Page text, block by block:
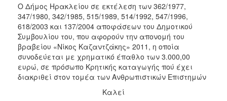
2017
2016
2015
2013
2012
2011
Ο Δήμος Ηρακλείου σε εκτέλεση των 362/1977,
347/1980, 342/1985, 515/1989, 514/1992, 547/1996,
618/2003 και 137/2004 αποφάσεων του Δημοτικού
Συμβουλίου του, που αφορούν την απονομή του
βραβείου «Νίκος Καζαντζάκης» 2011, η οποία
συνοδεύεται με χρηματικό έπαθλο των 3.000,00
ευρώ, σε πρόσωπο Κρητικής καταγωγής πού έχει
διακριθεί στον τομέα των Ανθρωπιστικών Επιστημών
Καλεί